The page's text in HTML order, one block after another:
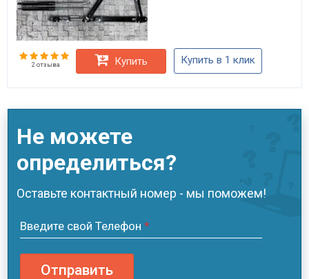
2 отзыва Купить Купить в 1 клик
Не можете
определиться?
Оставьте контактный номер - мы поможем!
Введите свой Телефон *
Отправить